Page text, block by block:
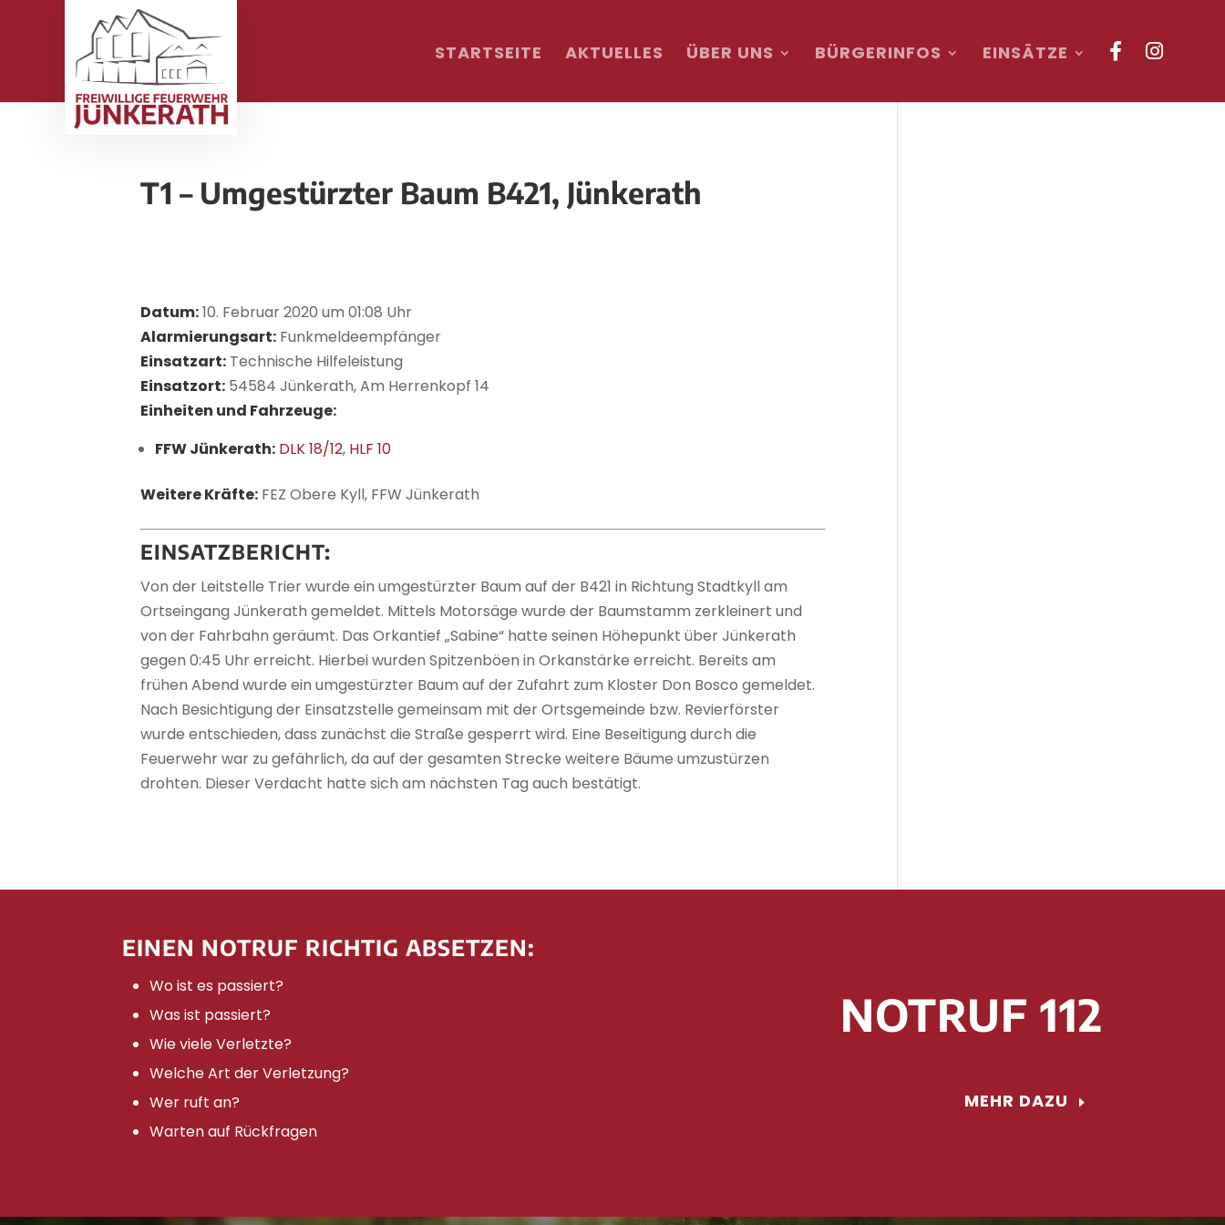
STARTSEITE AKTUELLES ÜBER UNS BÜRGERINFOS EINSÄTZE
T1 – Umgestürzter Baum B421, Jünkerath
Datum:10. Februar 2020 um 01:08 Uhr
Alarmierungsart: Funkmeldeempfänger
Einsatzart: Technische Hilfeleistung
Einsatzort: 54584 Jünkerath, Am Herrenkopf 14
Einheiten und Fahrzeuge:
FFW Jünkerath: DLK 18/12, HLF 10
Weitere Kräfte: FEZ Obere Kyll, FFW Jünkerath
EINSATZBERICHT:
Von der Leitstelle Trier wurde ein umgestürzter Baum auf der B421 in Richtung Stadtkyll am
Ortseingang Jünkerath gemeldet. Mittels Motorsäge wurde der Baumstamm zerkleinert und
von der Fahrbahn geräumt. Das Orkantief „Sabine“ hatte seinen Höhepunkt über Jünkerath
gegen 0:45 Uhr erreicht. Hierbei wurden Spitzenböen in Orkanstärke erreicht. Bereits am
frühen Abend wurde ein umgestürzter Baum auf der Zufahrt zum Kloster Don Bosco gemeldet.
Nach Besichtigung der Einsatzstelle gemeinsam mit der Ortsgemeinde bzw. Revierförster
wurde entschieden, dass zunächst die Straße gesperrt wird. Eine Beseitigung durch die
Feuerwehr war zu gefährlich, da auf der gesamten Strecke weitere Bäume umzustürzen
drohten. Dieser Verdacht hatte sich am nächsten Tag auch bestätigt.
EINEN NOTRUF RICHTIG ABSETZEN:
Wo ist es passiert?
Was ist passiert?
Wie viele Verletzte?
Welche Art der Verletzung?
Wer ruft an?
Warten auf Rückfragen
NOTRUF 112
MEHR DAZU